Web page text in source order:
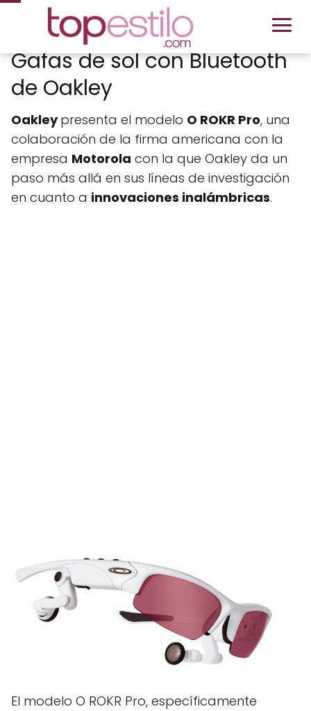
Gafas de sol con Bluetooth
de Oakley
Oakleypresenta el modelo O ROKR Pro, una
colaboración de la firma americana con la
empresa Motorola con la que Oakley da un
paso más allá en sus líneas de investigación
en cuanto a innovaciones inalámbricas.
El modelo O ROKR Pro, específicamente